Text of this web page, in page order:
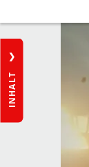
INHALT